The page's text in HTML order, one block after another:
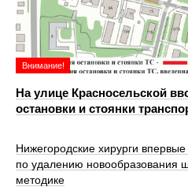
Внимание!
На улице Красносельской
остановки и стоянки
Нижегородские хирурги
по удалению новообразования
методике